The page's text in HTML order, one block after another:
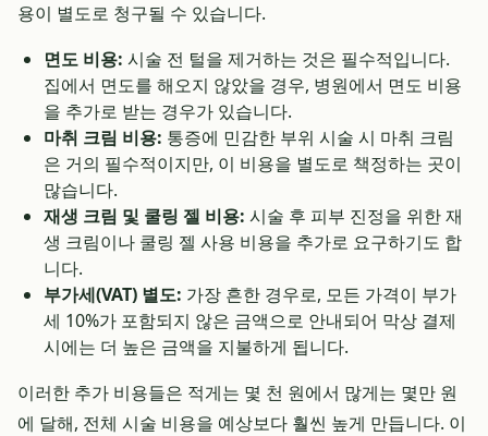
용이 별도로 청구될 수 있습니다.
면도 비용: 시술 전 털을 제거하는 것은 필수적입니다.
집에서 면도를 해오지 않았을 경우, 병원에서 면도 비용
을 추가로 받는 경우가 있습니다.
마취 크림 비용: 통증에 민감한 부위 시술 시 마취 크림
은 거의 필수적이지만, 이 비용을 별도로 책정하는 곳이
많습니다.
재생 크림 및 쿨링 젤 비용: 시술 후 피부 진정을 위한 재
생 크림이나 쿨링 젤 사용 비용을 추가로 요구하기도 합
니다.
부가세(VAT) 별도: 가장 흔한 경우로, 모든 가격이 부가
세 10%가 포함되지 않은 금액으로 안내되어 막상 결제
시에는 더 높은 금액을 지불하게 됩니다.
이러한 추가 비용들은 적게는 몇 천 원에서 많게는 몇만 원
에 달해, 전체 시술 비용을 예상보다 훨씬 높게 만듭니다. 이